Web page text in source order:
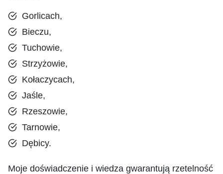
Gorlicach,
Bieczu,
Tuchowie,
Strzyżowie,
Kołaczycach,
Jaśle,
Rzeszowie,
Tarnowie,
Dębicy.
Moje doświadczenie i wiedza gwarantują rzetelność